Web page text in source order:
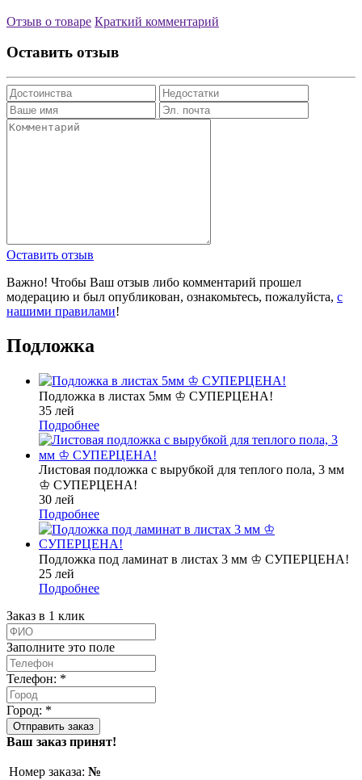
Отзыв о товаре Краткий комментарий
Оставить отзыв
Оставить отзыв
Важно! Чтобы Ваш отзыв либо комментарий прошел
модерацию и был опубликован, ознакомьтесь, пожалуйста, с
нашими правилами!
Подложка
Подложка в листах 5мм ♔ СУПЕРЦЕНА!
35 лей
Подробнее
Листовая подложка с вырубкой для теплого пола, 3 мм
♔ СУПЕРЦЕНА!
30 лей
Подробнее
Подложка под ламинат в листах 3 мм ♔ СУПЕРЦЕНА!
25 лей
Подробнее
Заказ в 1 клик
Заполните это поле
Телефон: *
Город: *
Ваш заказ принят!
Номер заказа: №